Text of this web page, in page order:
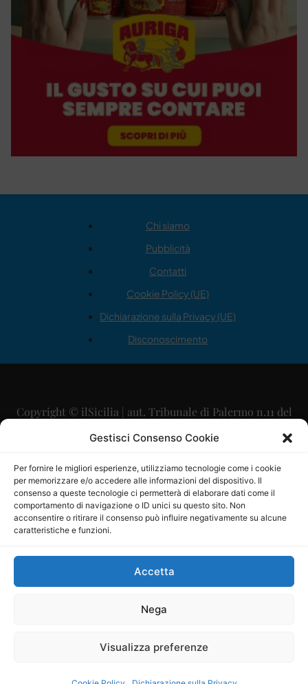
Gestisci Consenso Cookie
Per fornire le migliori esperienze, utilizziamo tecnologie come i cookie
per memorizzare e/o accedere alle informazioni del dispositivo. Il
consenso a queste tecnologie ci permetterà di elaborare dati come il
comportamento di navigazione o ID unici su questo sito. Non
acconsentire o ritirare il consenso può influire negativamente su alcune
caratteristiche e funzioni.
Accetta
Nega
Visualizza preferenze
Chi siamo
Pubblicità
Contatti
Cookie Policy (UE)
Dichiarazione sulla Privacy (UE)
Disconoscimento
Copyright © ilSicilia | aut. Tribunale di Palermo n.11 del
29/09/2015
Direttore Editoriale: Maurizio Scaglione
Direttore Responsabile: Maria Calabrese
P.IVA: 06334930820
Mercurio Comunicazione Società Cooperativa a r.l. è
iscritta al Registro degli Operatori di Comunicazione al
Sito gestito daLa Digitale srl–info@ladigitale.it